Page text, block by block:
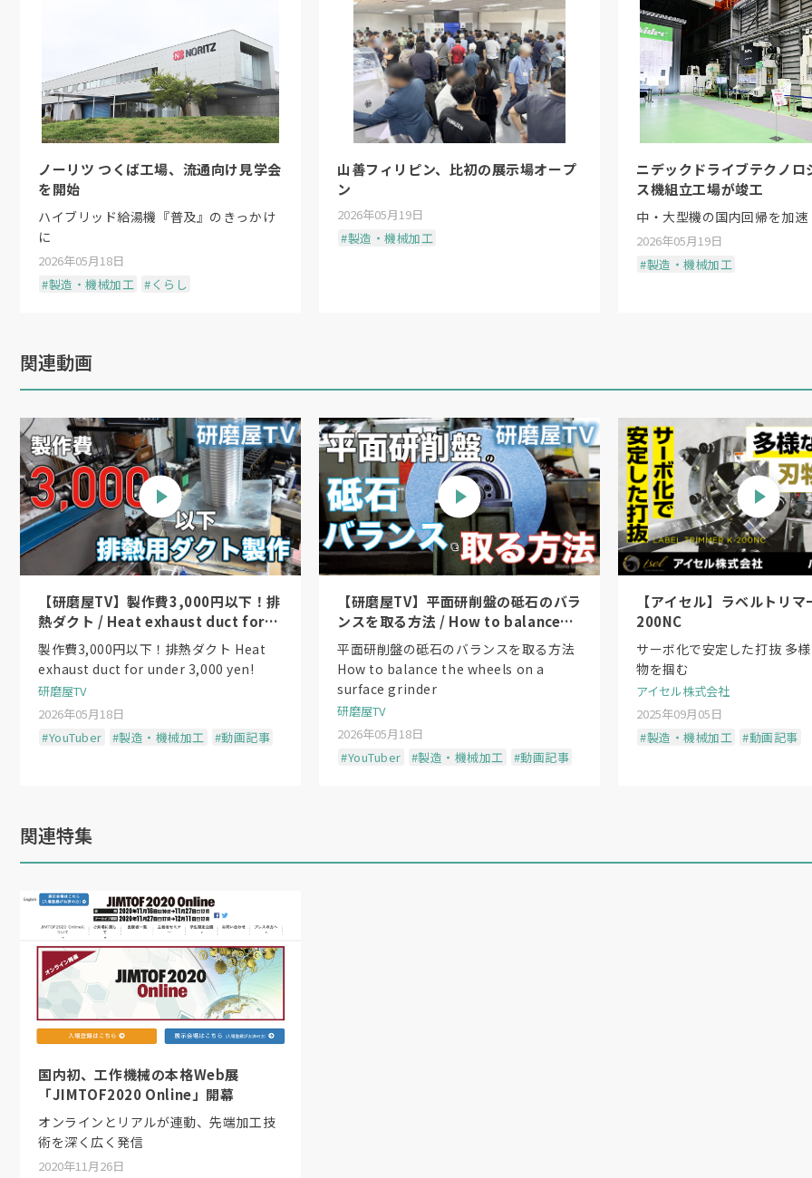
ノーリツ つくば工場、流通向け見学会
を開始
ハイブリッド給湯機『普及』のきっかけ
に
2026年05月18日
#製造・機械加工 #くらし
山善フィリピン、比初の展示場オープ
ン
2026年05月19日
#製造・機械加工
ニデックドライブテクノロ
ス機組立工場が竣工
中・大型機の国内回帰を加速
2026年05月19日
#製造・機械加工
関連動画
【研磨屋TV】製作費3,000円以下！排
熱ダクト / Heat exhaust duct for
under 3,000 yen!
製作費3,000円以下！排熱ダクト Heat
exhaust duct for under 3,000 yen!
研磨屋TV
2026年05月18日
#YouTuber
#製造・機械加工 #動画記事
【研磨屋TV】平面研削盤の砥石のバラ
ンスを取る方法 / How to balance
the wheels on a surface grinder
平面研削盤の砥石のバランスを取る方法
How to balance the wheels on a
surface grinder
研磨屋TV
2026年05月18日
#YouTuber
#製造・機械加工 #動画記事
【アイセル】ラベルトリ
200NC
サーボ化で安定した打抜 多
物を掴む
アイセル株式会社
2025年09月05日
#製造・機械加工 #動画記事
関連特集
国内初、工作機械の本格Web展
「JIMTOF2020 Online」開幕
オンラインとリアルが連動、先端加工技
術を深く広く発信
2020年11月26日